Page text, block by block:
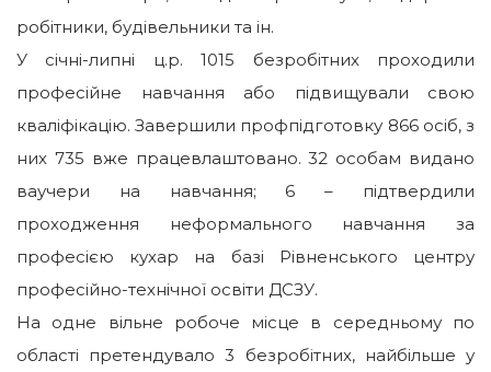
робітники, будівельники та ін.
У січні-липні ц.р.1015 безробітних проходили
професійне навчання або підвищували свою
кваліфікацію. Завершили профпідготовку 866 осіб, з
них 735 вже працевлаштовано. 32 особам видано
ваучери на навчання; 6 – підтвердили
проходження неформального навчання за
професією кухар на базі Рівненського центру
професійно-технічної освіти ДСЗУ.
На одне вільне робоче місце в середньому по
області претендувало 3 безробітних, найбільше у